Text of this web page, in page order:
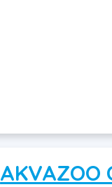
AKVAZOO